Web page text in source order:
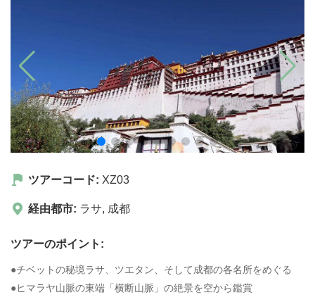
ツアーコード: XZ03
経由都市: ラサ, 成都
ツアーのポイント:
●チベットの秘境ラサ、ツエタン、そして成都の各名所をめぐる
●ヒマラヤ山脈の東端「横断山脈」の絶景を空から鑑賞